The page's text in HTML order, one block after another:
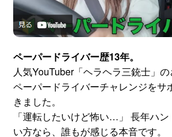
スタッフ紹介
簡易補助ブレーキと
は
新着情報
ペーパードライバー歴13年。
人気YouTuber「ヘラヘラ三銃士」
ペーパードライバーチャレンジをサ
きました。
「運転したいけど怖い…」 長年ハ
い方なら、誰もが感じる本音です。